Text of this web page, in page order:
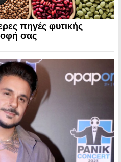
πηγές φυτικής
σας